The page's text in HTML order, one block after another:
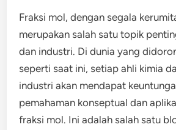
Fraksi mol, dengan segala
merupakan salah satu topik
dan industri. Di dunia yang
seperti saat ini, setiap ahli kimia
industri akan mendapat
pemahaman konseptual dan
fraksi mol. Ini adalah salah satu